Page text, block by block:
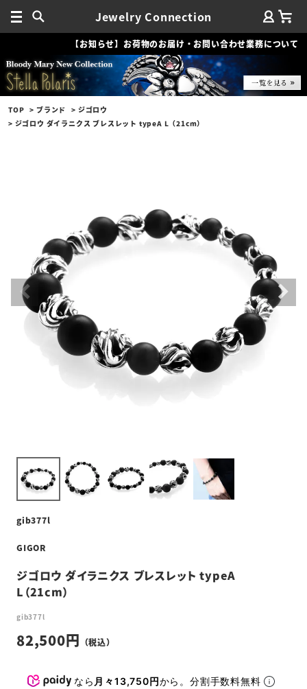
Jewelry Connection
【お知らせ】お荷物のお届け・お問い合わせ業務について
TOP ブランド
ジゴロウ
ジゴロウ ダイラニクス ブレスレット typeA L（21cm）
gib377l
GIGOR
ジゴロウ ダイラニクス ブレスレット typeA
L（21cm）
gib377l
82,500
なら 月々13,750円から。分割手数料無料